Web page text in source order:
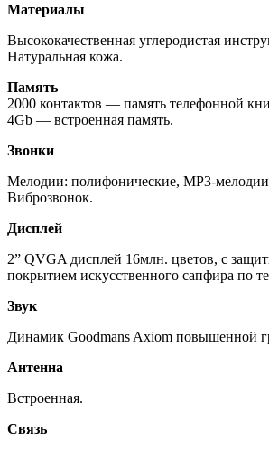
Материалы
Высококачественная углеродистая
Натуральная кожа.
Память
2000 контактов — память телефонной
4Gb — встроенная память.
Звонки
Мелодии: полифонические, MP3-
Виброзвонок.
Дисплей
2” QVGA дисплей 16млн. цветов, с
покрытием искусственного сапфира по
Звук
Динамик Goodmans Axiom повышенной
Антенна
Встроенная.
Связь